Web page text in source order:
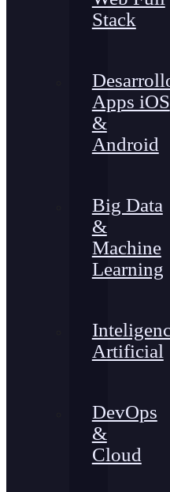
Stack
Apps iOS
&
Android
Big Data
&
Machine
Learning
Artificial
DevOps
&
Cloud